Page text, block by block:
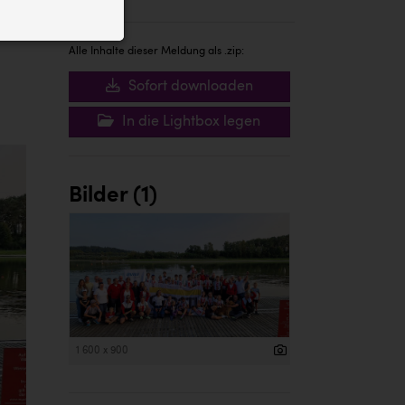
Alle Inhalte dieser Meldung als .zip:
Sofort downloaden
In die Lightbox legen
Bilder (1)
1 600 x 900
Website